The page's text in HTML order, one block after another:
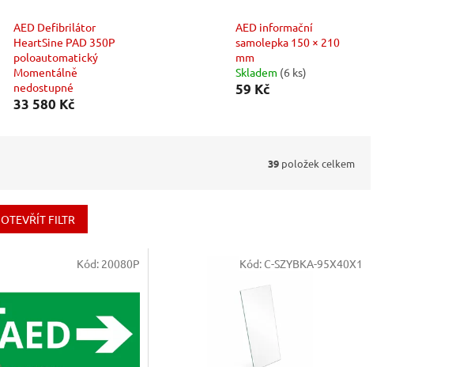
AED Defibrilátor
HeartSine PAD 350P
poloautomatický
Momentálně
nedostupné
33 580 Kč
AED informační
samolepka 150 × 210
mm
Skladem (6 ks)
59 Kč
39 položek celkem
OTEVŘÍT FILTR
Kód: 20080P Kód: C-SZYBKA-95X40X1